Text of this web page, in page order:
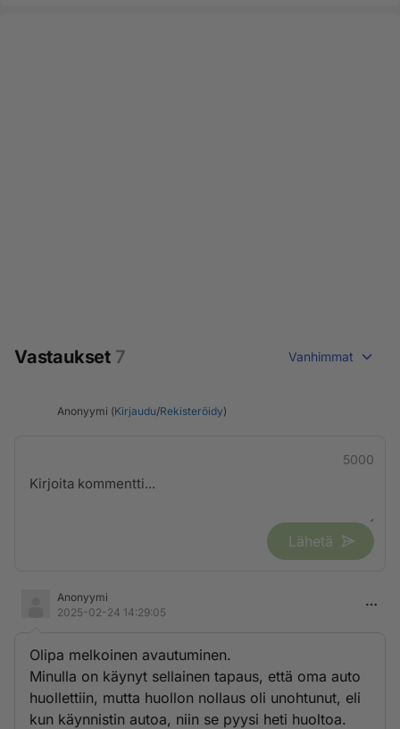
Vastaukset 7 Vanhimmat
Anonyymi (Kirjaudu/Rekisteröidy)
5000
Lähetä
Anonyymi
2025-02-24 14:29:05
Olipa melkoinen avautuminen.
Minulla on käynyt sellainen tapaus, että oma auto
huollettiin, mutta huollon nollaus oli unohtunut, eli
kun käynnistin autoa, niin se pyysi heti huoltoa.